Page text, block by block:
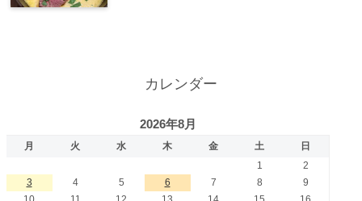
カレンダー
2026年8月
月 火 水 木 金 土
日
1
2
3
4 5 6 7 8
9